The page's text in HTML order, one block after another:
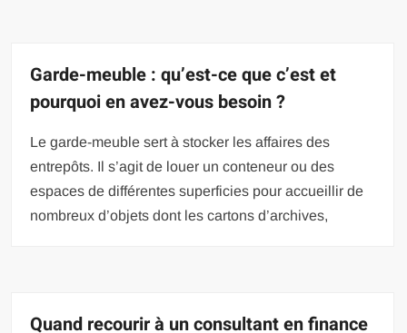
Garde-meuble : qu’est-ce que c’est et
pourquoi en avez-vous besoin ?
Le garde-meuble sert à stocker les affaires des
entrepôts. Il s’agit de louer un conteneur ou des
espaces de différentes superficies pour accueillir de
nombreux d’objets dont les cartons d’archives,
Quand recourir à un consultant en finance